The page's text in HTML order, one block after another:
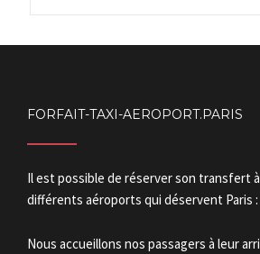
FORFAIT-TAXI-AEROPORT.PARIS
Il est possible de réserver son transfert
différents aéroports qui déservent Paris :
Nous accueillons nos passagers à leur